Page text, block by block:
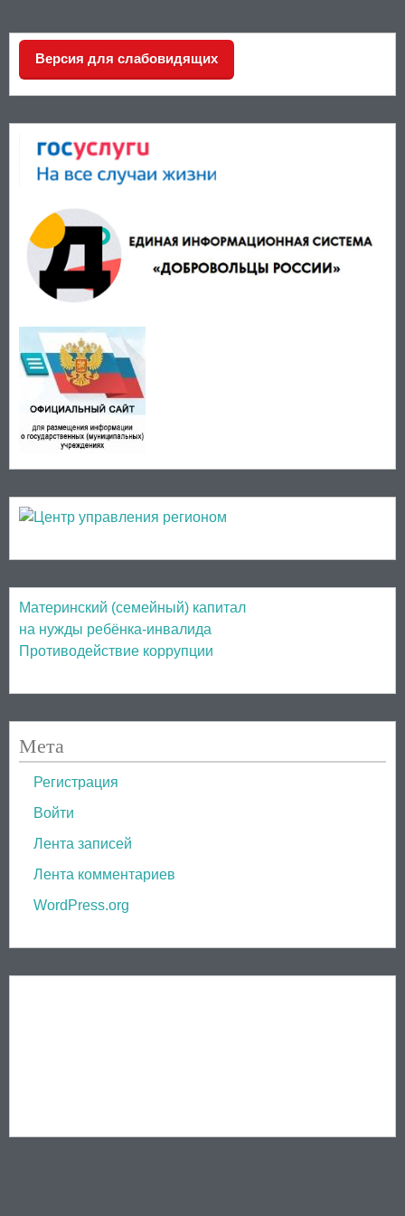
Версия для слабовидящих
Материнский (семейный) капитал
на нужды ребёнка-инвалида
Противодействие коррупции
Мета
Регистрация
Войти
Лента записей
Лента комментариев
WordPress.org